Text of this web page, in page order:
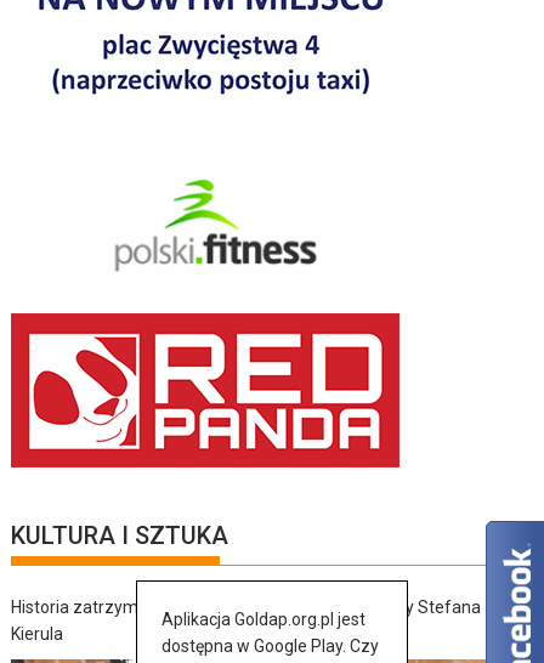
KULTURA I SZTUKA
Historia zatrzymana w szkicach – wernisaż wystawy Stefana
Kierula
Aplikacja Goldap.org.pl jest
dostępna w Google Play. Czy